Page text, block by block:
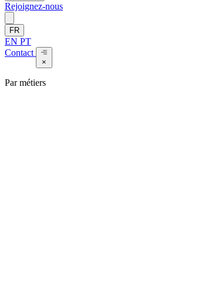
Rejoignez-nous
FR
EN PT
Contact
×
Par métiers